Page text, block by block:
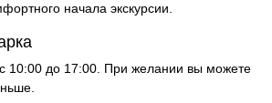
начала экскурсии.
10:00 до 17:00. При желании вы можете